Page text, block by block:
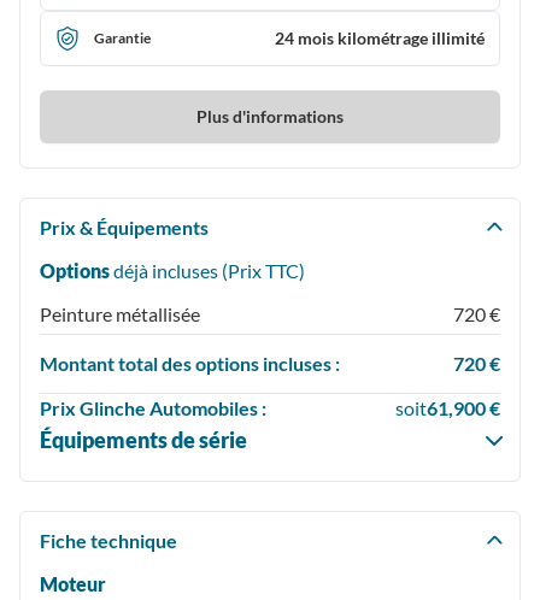
Garantie 24 mois kilométrage illimité
Plus d'informations
Prix & Équipements
Optionsdéjà incluses (PrixTTC)
Peinture métallisée
720 €
Montant total des options incluses :
720 €
Prix Glinche Automobiles : soit61,900 €
Équipements de série
Fiche technique
Moteur